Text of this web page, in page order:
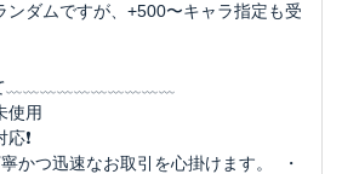
ダムですが、+500〜キャラ指定も受
使用
❗️
かつ迅速なお取引を心掛けます。 ・